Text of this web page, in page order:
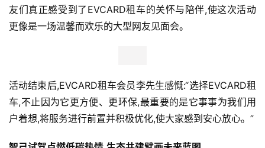
友们真正感受到了EVCARD租车的关怀与陪伴,使这次活动
更像是一场温馨而欢乐的大型网友见面会。
活动结束后,EVCARD租车会员李先生感慨:“选择EVCARD租
车,不止因为它更方便、更环保,最重要的是它事事为我们用
户着想,将服务进行前置并积极优化,使大家感到安心放心。”